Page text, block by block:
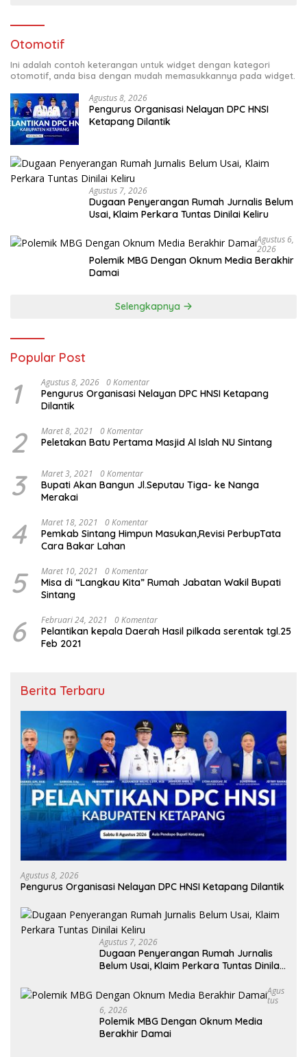
Otomotif
Ini adalah contoh keterangan untuk widget dengan kategori
otomotif, anda bisa dengan mudah memasukkannya pada widget.
Agustus 8, 2026
Pengurus Organisasi Nelayan DPC HNSI
Ketapang Dilantik
Agustus 7, 2026
Dugaan Penyerangan Rumah Jurnalis Belum
Usai, Klaim Perkara Tuntas Dinilai Keliru
Agustus 6,
2026
Polemik MBG Dengan Oknum Media Berakhir
Damai
Selengkapnya
Popular Post
1 Agustus 8, 2026 0 Komentar
Pengurus Organisasi Nelayan DPC HNSI Ketapang
Dilantik
2 Maret 8, 2021 0 Komentar
Peletakan Batu Pertama Masjid Al Islah NU Sintang
3 Maret 3, 2021 0 Komentar
Bupati Akan Bangun Jl.Seputau Tiga- ke Nanga
Merakai
4 Maret 18, 2021 0 Komentar
Pemkab Sintang Himpun Masukan,Revisi PerbupTata
Cara Bakar Lahan
5 Maret 10, 2021 0 Komentar
Misa di “Langkau Kita” Rumah Jabatan Wakil Bupati
Sintang
6 Februari 24, 2021 0 Komentar
Pelantikan kepala Daerah Hasil pilkada serentak tgl.25
Feb 2021
Berita Terbaru
Agustus 8, 2026
Pengurus Organisasi Nelayan DPC HNSI Ketapang Dilantik
Agustus 7, 2026
Dugaan Penyerangan Rumah Jurnalis
Belum Usai, Klaim Perkara Tuntas Dinilai
Agus
Tus
6, 2026
Polemik MBG Dengan Oknum Media
Berakhir Damai